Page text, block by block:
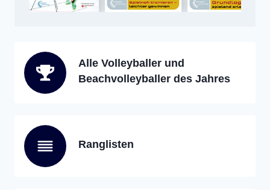
Alle Volleyballer und
Beachvolleyballer des Jahres
Ranglisten